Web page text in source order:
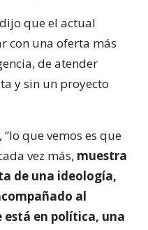
que el actual
con una oferta más
de atender
y sin un proyecto
que vemos es que
vez más, muestra
de una ideología,
al
está en política, una